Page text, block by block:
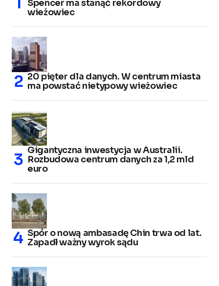
Spencer ma stanąć rekordowy
wieżowiec
20 pięter dla danych. W centrum miasta
ma powstać nietypowy wieżowiec
Gigantyczna inwestycja w Australii.
Rozbudowa centrum danych za 1,2 mld
euro
Spór o nową ambasadę Chin trwa od lat.
Zapadł ważny wyrok sądu